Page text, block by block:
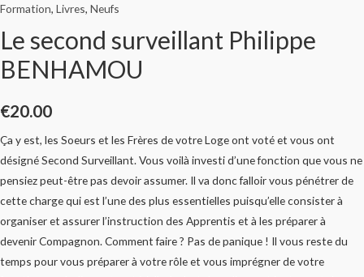
Formation, Livres, Neufs
Le second surveillant Philippe
BENHAMOU
€20.00
Ça y est, les Soeurs et les Frères de votre Loge ont voté et vous ont
désigné Second Surveillant. Vous voilà investi d’une fonction que vous ne
pensiez peut-être pas devoir assumer. Il va donc falloir vous pénétrer de
cette charge qui est l’une des plus essentielles puisqu’elle consister à
organiser et assurer l’instruction des Apprentis et à les préparer à
devenir Compagnon. Comment faire ? Pas de panique ! Il vous reste du
temps pour vous préparer à votre rôle et vous imprégner de votre